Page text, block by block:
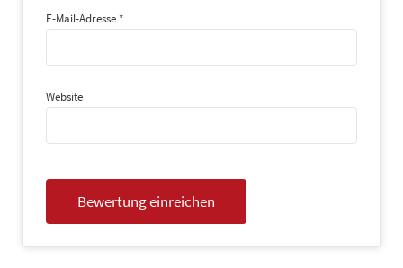
E-Mail-Adresse *
Website